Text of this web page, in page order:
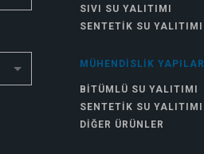
SIVI SU YALITIMI
SENTETIK SU YALITIMI
MÜHENDISLIK YAPILARI
BITÜMLÜ SU YALITIMI
SENTETIK SU YALITIMI
DIĞER ÜRÜNLER